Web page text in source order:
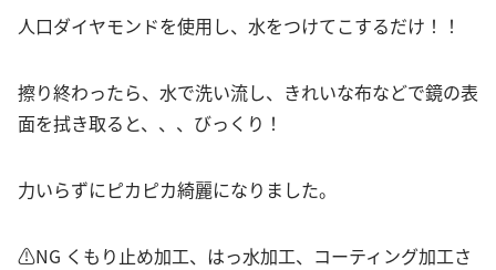
人口ダイヤモンドを使用し、水をつけてこするだけ！！
擦り終わったら、水で洗い流し、きれいな布などで鏡の表
面を拭き取ると、、、びっくり！
力いらずにピカピカ綺麗になりました。
⚠︎NG くもり止め加工、はっ水加工、コーティング加工さ